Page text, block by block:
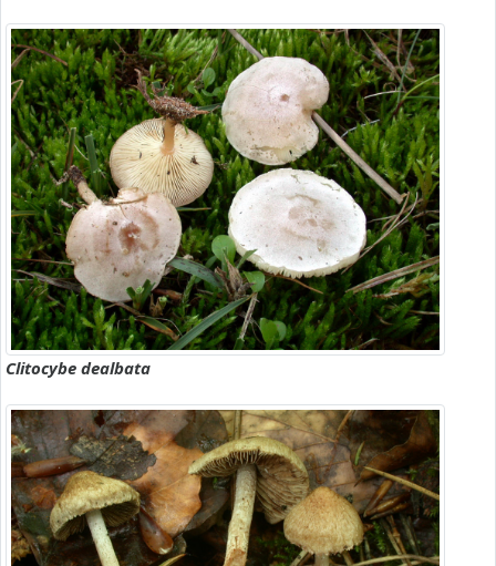
Clitocybe dealbata